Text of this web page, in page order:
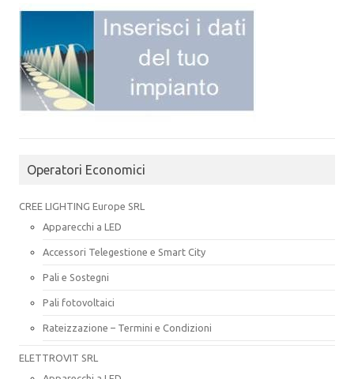
Operatori Economici
CREE LIGHTING Europe SRL
Apparecchi a LED
Accessori Telegestione e Smart City
Pali e Sostegni
Pali fotovoltaici
Rateizzazione – Termini e Condizioni
ELETTROVIT SRL